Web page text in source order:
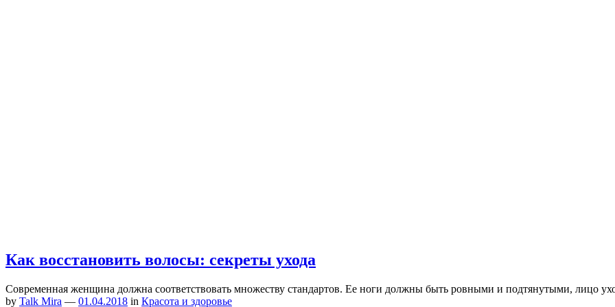
Как восстановить волосы: секреты ухода
Современная женщина должна соответствовать множеству стандартов. Ее ноги должны быть ровными и подтянутыми, лицо
by Talk Mira — 01.04.2018 in Красота и здоровье